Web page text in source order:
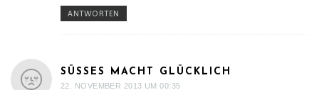
ANTWORTEN
SÜSSES MACHT GLÜCKLICH
22. NOVEMBER 2013 UM 00:35